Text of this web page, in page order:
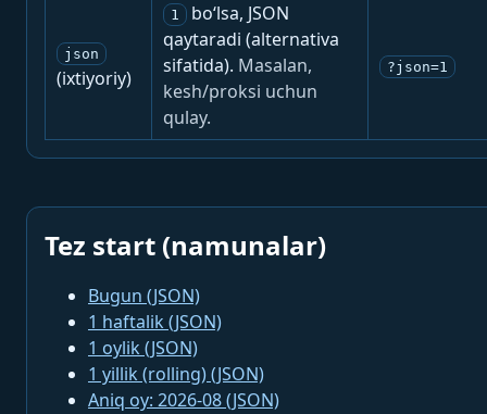
json
(ixtiyoriy)
1
bo‘lsa, JSON
qaytaradi (alternativa
sifatida). Masalan,
kesh/proksi uchun
qulay.
?json=1
Tez start (namunalar)
Bugun (JSON)
1 haftalik (JSON)
1 oylik (JSON)
1 yillik (rolling) (JSON)
Aniq oy: 2026-08 (JSON)